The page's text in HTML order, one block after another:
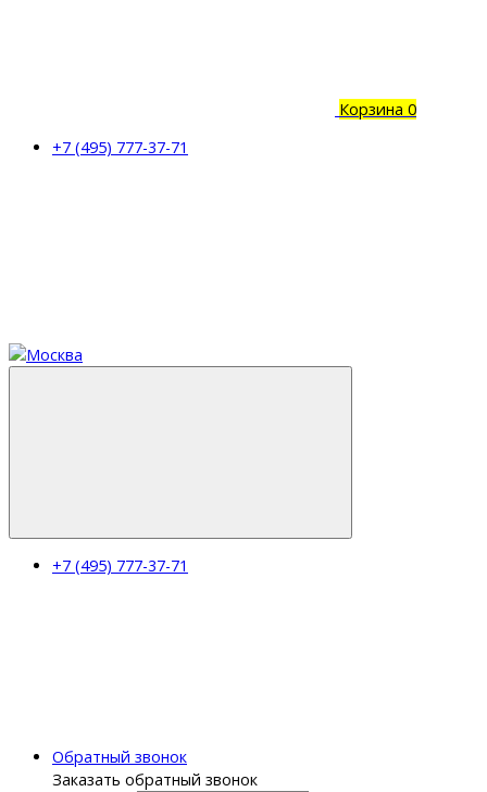
Корзина 0
+7 (495) 777-37-71
+7 (495) 777-37-71
Обратный звонок
Заказать обратный звонок